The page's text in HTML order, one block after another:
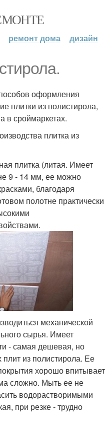
ремонт дома дизайн
оформления
плитки из полистирола,
в сроймаркетах.
плитка из
плитка (литая. Имеет
9 - 14 мм, ее можно
благодаря
полотне практически
механической
сырья. Имеет
- самая дешевая, но
из полистирола. Ее
хорошо впитывает
сложно. Мыть ее не
водорастворимыми
при резке - трудно